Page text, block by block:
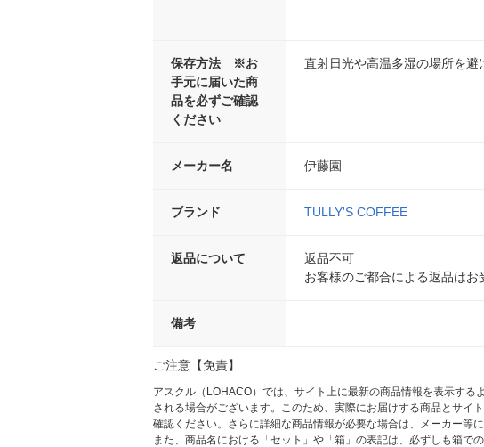
保存方法 ※お
手元に届いた商
品を必ずご確認
ください
直射日光や高温多湿の場所を避
メーカー名 伊藤園
ブランド TULLY'S COFFEE
返品について
返品不可
お客様のご都合による返品はお
備考
ご注意【免責】
アスクル（LOHACO）では、サイト上に最新の商品情報を表示す
される場合がございます。このため、実際にお届けする商品とサイ
確認ください。さらに詳細な商品情報が必要な場合は、メーカー等に
また、商品名における「セット」や「箱」の表記は、必ずしも箱で